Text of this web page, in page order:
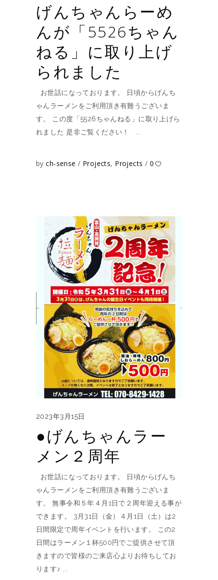
げんちゃんらーめ
んが「5526ちゃん
ねる」に取り上げ
られました
お世話になっております。 日頃からげんち
ゃんラーメンをご利用頂き有難うございま
す。 この度「5526ちゃんねる」に取り上げら
れました 是非ご覧ください！
bych-sense Projects, Projects 0
2023年3月15日
●げんちゃんラー
メン２周年
お世話になっております。 日頃からげんち
ゃんラーメンをご利用頂き有難うございま
す。 無事令和５年４月1日で２周年迎える事が
できます。 3月31日（金）４月1日（土）は2
日間限定で周年イベントを行います。 この2
日間はラーメン１杯500円でご提供させて頂
きますので皆様のご来店心よりお待ちしてお
ります♪